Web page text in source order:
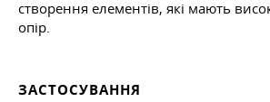
створення елементів, які мають
опір.
ЗАСТОСУВАННЯ